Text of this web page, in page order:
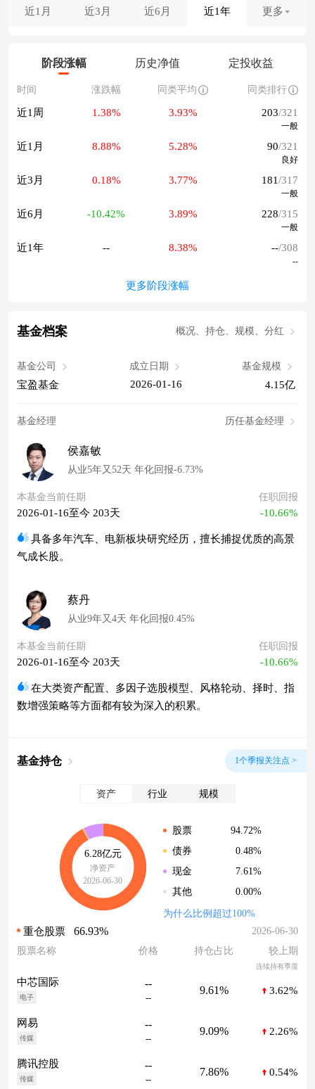
近1月 近3月 近6月 近1年 更多
阶段涨幅 历史净值 定投收益
时间 涨跌幅 同类平均 同类排行
近1周 1.38% 3.93% 203/321
一般
近1月 8.88% 5.28% 90/321
良好
近3月 0.18% 3.77% 181/317
一般
近6月 -10.42% 3.89% 228/315
一般
近1年 -- 8.38% --/308
--
更多阶段涨幅
基金档案 概况、持仓、规模、分红
基金公司
宝盈基金
成立日期
2026-01-16
基金规模
4.15亿
基金经理 历任基金经理
侯嘉敏
从业5年又52天 年化回报-6.73%
本基金当前任期
2026-01-16至今 203天
任职回报
-10.66%
具备多年汽车、电新板块研究经历，擅长捕捉优质的高景
气成长股。
蔡丹
从业9年又4天 年化回报0.45%
本基金当前任期
2026-01-16至今 203天
任职回报
-10.66%
在大类资产配置、多因子选股模型、风格轮动、择时、指
数增强策略等方面都有较为深入的积累。
基金持仓 1个季报关注点 >
资产 行业 规模
6.28亿元
净资产
2026-06-30
股票
94.72%
债券
0.48%
现金
7.61%
其他
0.00%
为什么比例超过100%
重仓股票 66.93%
2026-06-30
股票名称
价格 持仓占比 较上期
连续持有季度
中芯国际
电子
--
--
9.61% 3.62%
网易
传媒
--
--
9.09% 2.26%
腾讯控股
传媒
--
--
7.86% 0.54%